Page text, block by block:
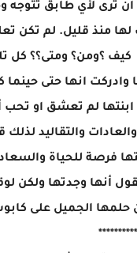
ان ترى لأي طابق
لها منذ قليل. لم تكن
؟ومن؟ ومتى؟؟ كل
انها حتى حينما
لم تعشق او تحب
والتقاليد لذلك
فرصة للحياة
أنها وجدتها ولكن
الجميل على